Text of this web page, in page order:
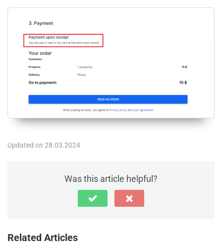
Updated on 28.03.2024
Was this article helpful?
Related Articles